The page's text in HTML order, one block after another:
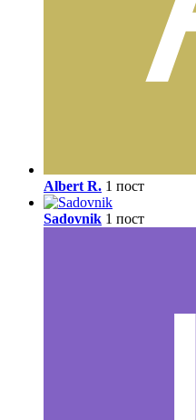
Albert R. 1 пост
Sadovnik 1 пост